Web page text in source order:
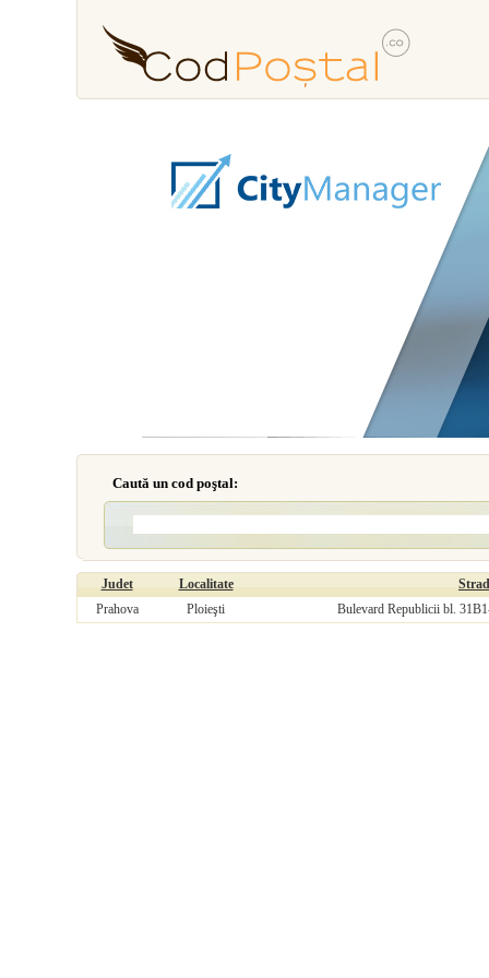
Caută un cod poştal:
Judet Localitate
Prahova
Ploieşti Bulevard Republicii bl.